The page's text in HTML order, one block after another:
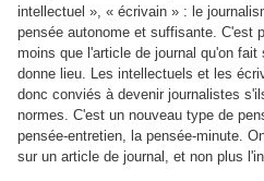
intellectuel », « écrivain » : le
pensée autonome et suffisante. C'est
moins que l'article de journal qu'on fait
donne lieu. Les intellectuels et les
donc conviés à devenir journalistes
normes. C'est un nouveau type de
pensée-entretien, la pensée-minute.
sur un article de journal, et non plus